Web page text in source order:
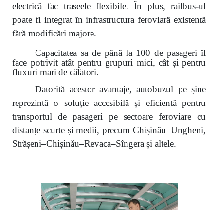
electrică fac traseele flexibile. În plus, railbus-ul
poate fi integrat în infrastructura feroviară existentă
fără modificări majore.
Capacitatea sa de până la 100 de pasageri îl
face potrivit atât pentru grupuri mici, cât și pentru
fluxuri mari de călători.
Datorită acestor avantaje, autobuzul pe șine
reprezintă o soluție accesibilă și eficientă pentru
transportul de pasageri pe sectoare feroviare cu
distanțe scurte și medii, precum Chișinău–Ungheni,
Strășeni–Chișinău–Revaca–Sîngera și altele.